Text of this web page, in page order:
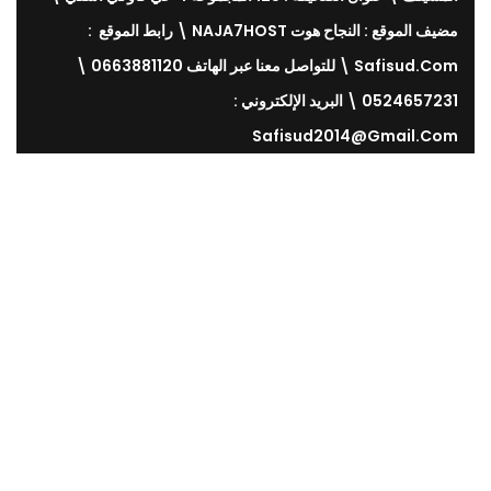
مضيف الموقع : النجاح هوت NAJA7HOST \ رابط الموقع :
Safisud.com \ للتواصل معنا عبر الهاتف 0663881120 \
0524657231 \ البريد الإلكتروني :
Safisud2014@gmail.com